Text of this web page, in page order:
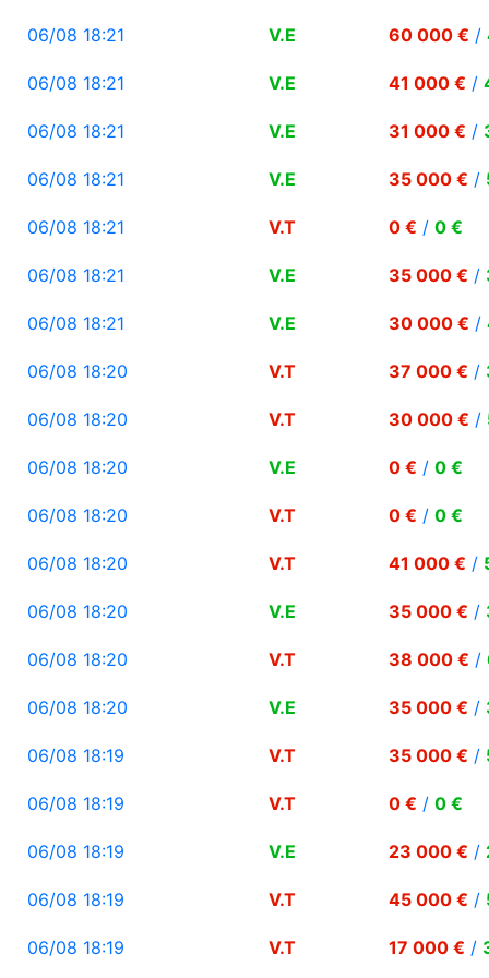
06/08 18:21 V.E 60 000 € /
06/08 18:21 V.E 41 000 € /
06/08 18:21 V.E 31 000 € /
06/08 18:21 V.E 35 000 € /
06/08 18:21 V.T 0 € / 0 €
06/08 18:21 V.E 35 000 € /
06/08 18:21 V.E 30 000 € /
06/08 18:20 V.T 37 000 € /
06/08 18:20 V.T 30 000 € /
06/08 18:20 V.E 0 € / 0 €
06/08 18:20 V.T 0 € / 0 €
06/08 18:20 V.T 41 000 € /
06/08 18:20 V.E 35 000 € /
06/08 18:20 V.T 38 000 € /
06/08 18:20 V.E 35 000 € /
06/08 18:19 V.T 35 000 € /
06/08 18:19 V.T 0 € / 0 €
06/08 18:19 V.E 23 000 € /
06/08 18:19 V.T 45 000 € /
06/08 18:19 V.T 17 000 € /